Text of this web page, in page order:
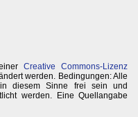
einerCreative Commons-Lizenz
werden. Bedingungen: Alle
diesem Sinne frei sein und
werden. Eine Quellangabe